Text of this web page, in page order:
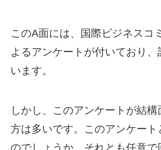
このA面には、国際ビジネスコ
よるアンケートが付いており
います。
しかし、このアンケートが結構
方は多いです。このアンケート
のでしょうか、それとも任意